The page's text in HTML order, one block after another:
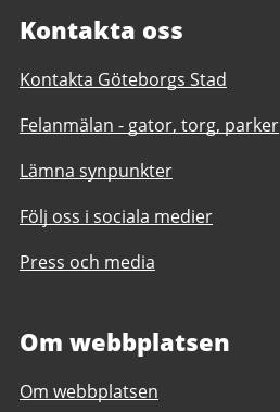
Kontakta oss
Kontakta Göteborgs Stad
Felanmälan - gator, torg, parker
Lämna synpunkter
Följ oss i sociala medier
Press och media
Om webbplatsen
Om webbplatsen